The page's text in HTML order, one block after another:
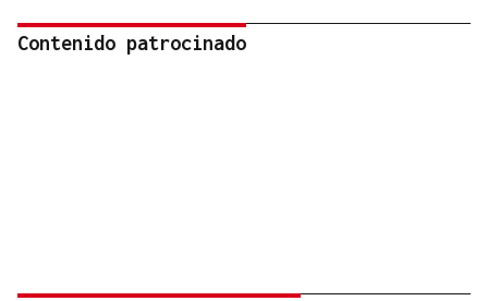
Contenido patrocinado